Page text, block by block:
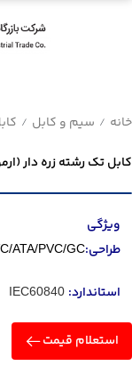
خانه / سیم و کابل /
کابل تک رشته زره دار (ارمور دار) 76/132 مقاوم
ویژگی
طراحی:ATA/PVC/GC
استاندارد: IEC60840
استعلام قیمت